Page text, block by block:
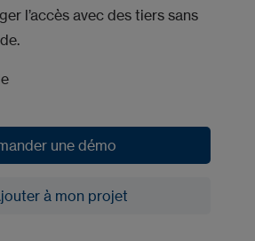
l’accès avec des tiers sans
une démo
à mon projet